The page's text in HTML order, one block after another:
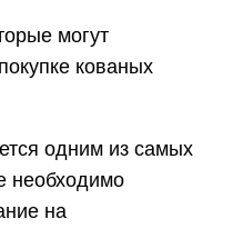
могут
кованых
одним из самых
необходимо
на